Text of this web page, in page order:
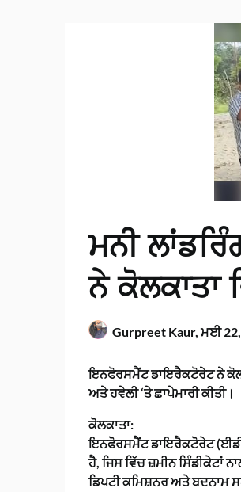
ਮਨੀ
ਨੇ ਕੋਲਕਾਤਾ
Gurpreet Kaur,ਮਈ
ਇਨਫੋਰਸਮੈਂਟ ਡਾਇਰੈਕਟੋਰੇਟ ਨੇ
ਅਤੇ ਹਵੇਲੀ ‘ਤੇ ਛਾਪੇਮਾਰੀ ਕੀਤੀ।
ਕੋਲਕਾਤਾ:
ਇਨਫੋਰਸਮੈਂਟ ਡਾਇਰੈਕਟੋਰੇਟ (ਈਡੀ)
ਹੈ, ਜਿਸ ਵਿੱਚ ਜ਼ਮੀਨ ਸਿੰਡੀਕੇਟਾਂ
ਡਿਪਟੀ ਕਮਿਸ਼ਨਰ ਅਤੇ ਬਦਨਾਮ